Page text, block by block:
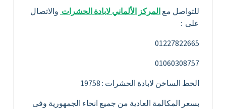
للتواصل معالمركز الألماني لابادة الحشراتوالاتصال
على :
01227822665
01060308757
الخط الساخن لابادة الحشرات : 19758
بسعر المكالمة العادية من جميع انحاء الجمهورية وفى